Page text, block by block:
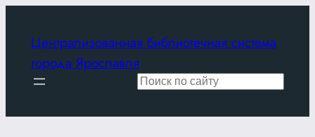
содержимому
Централизованная библиотечная система
города Ярославля
Поиск